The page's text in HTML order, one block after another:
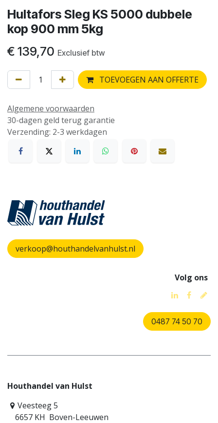
Hultafors Sleg KS 5000 dubbele
kop 900 mm 5kg
€ 139,70 Exclusief btw
TOEVOEGEN AAN OFFERTE
Algemene voorwaarden
30-dagen geld terug garantie
Verzending: 2-3 werkdagen
verkoop@houthandelvanhulst.nl
Volg ons
0487 74 50 70
Houthandel van Hulst
Veesteeg 5
6657 KH Boven-Leeuwen